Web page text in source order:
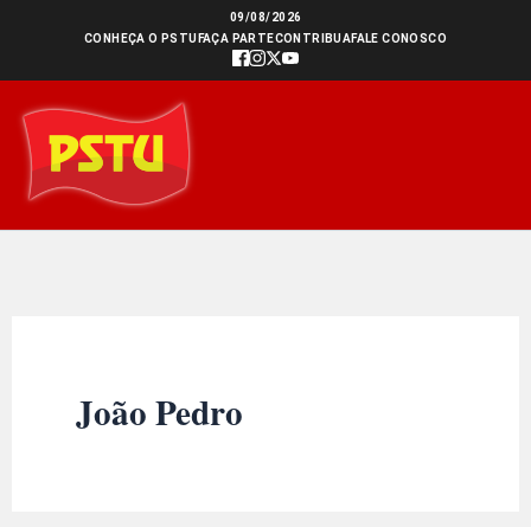
conteúdo
09/08/2026
CONHEÇA O PSTU FAÇA PARTECONTRIBUAFALE CONOSCO
João Pedro